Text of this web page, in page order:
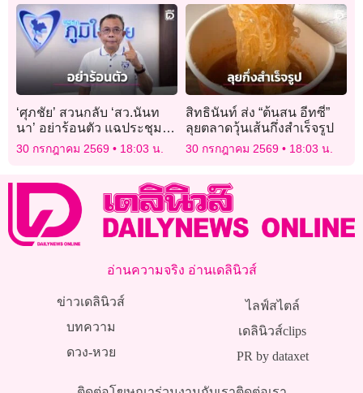
พลาดโอกาส
‘ศุภชัย’ สวนกลับ ‘สว.นันท
นา’ อย่าร้อนตัว แฉประชุม
สว.ส้ม มีหลักฐาน ‘หิรัญ-ฟ้า
เดียวกัน’ ทั้งจอง ทั้งจ่าย
30 กรกฎาคม 2569 18:03 น.
สิทธินันท์ ส่ง “ต้นสน อีทซี่”
ลุยตลาดวุ้นเส้นกึ่งสำเร็จรูป
30 กรกฎาคม 2569 18:03 น.
อ่านความจริง อ่านเดลินิวส์
ข่าวเดลินิวส์
บทความ
ดวง-หวย
ไลฟ์สไตล์
เดลินิวส์clips
PR by dataxet